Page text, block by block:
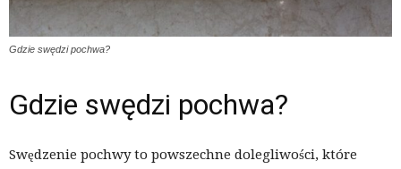
Gdzie swędzi pochwa?
Gdzie swędzi pochwa?
Swędzenie pochwy to powszechne dolegliwości, które